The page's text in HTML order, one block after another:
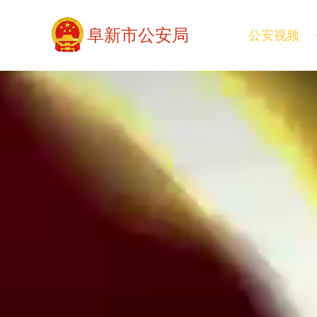
阜新市公安局 公安视频